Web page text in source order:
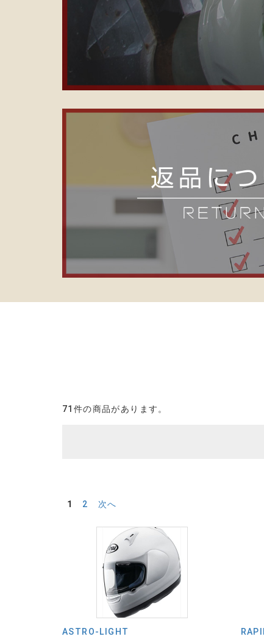
71件の商品があります。
1 2 次へ
ASTRO-LIGHT